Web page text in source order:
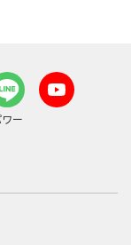
ー